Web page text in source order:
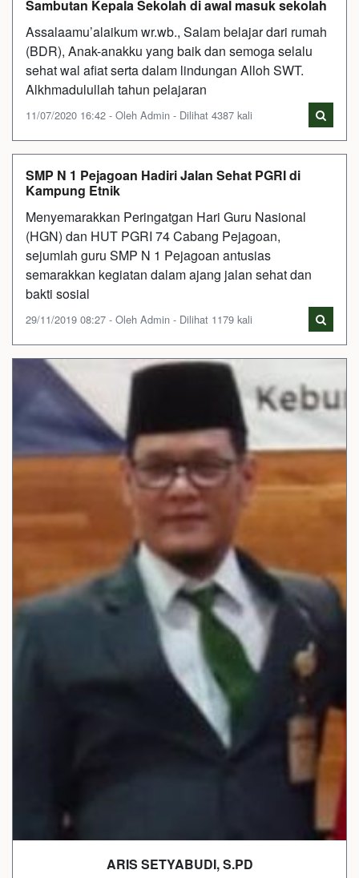
Sambutan Kepala Sekolah di awal masuk sekolah
Assalaamu’alaikum wr.wb., Salam belajar dari rumah
(BDR), Anak-anakku yang baik dan semoga selalu
sehat wal afiat serta dalam lindungan Alloh SWT.
Alkhmadulullah tahun pelajaran
11/07/2020 16:42 - Oleh Admin - Dilihat 4387 kali
SMP N 1 Pejagoan Hadiri Jalan Sehat PGRI di
Kampung Etnik
Menyemarakkan Peringatgan Hari Guru Nasional
(HGN) dan HUT PGRI 74 Cabang Pejagoan,
sejumlah guru SMP N 1 Pejagoan antusias
semarakkan kegiatan dalam ajang jalan sehat dan
bakti sosial
29/11/2019 08:27 - Oleh Admin - Dilihat 1179 kali
ARIS SETYABUDI, S.PD